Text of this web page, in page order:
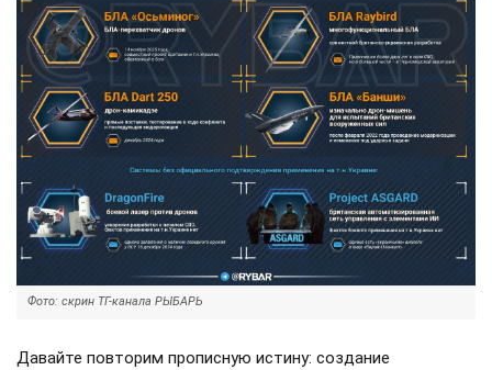
Фото: скрин ТГ-канала РЫБАРЬ
Давайте повторим прописную истину: создание